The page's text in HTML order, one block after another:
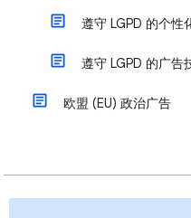
遵守 LGPD 的个性
遵守 LGPD 的广告
欧盟 (EU) 政治广告